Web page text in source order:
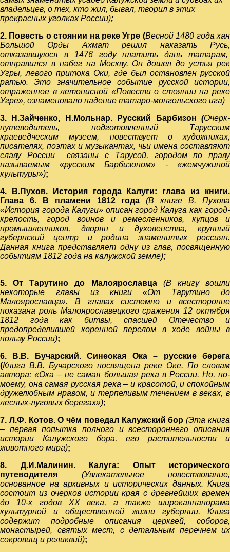
владельцев, о тех, кто жил, бывал, творил в этих
прекрасных уголках России);
2. Повесть о стоянии на реке Угре (Весной 1480 года хан
Большой Орды Ахмат решил наказать Русь,
отказавшуюся в 1476 году платить дань татарам,
отправился в набег на Москву. Он дошел до устья рек
Угры, левого притока Оки, где был остановлен русской
ратью. Это значительное событие русской истории,
отраженное в летописной «Повести о стоянии на реке
Угре», ознаменовало падение татаро-монгольского ига)
3. Н.Зайченко, Н.Мольнар. Русский Барбизон (Очерк-
путеводитель, подготовленный Тарусским
краеведческим музеем, повествует о художниках,
писателях, поэтах и музыкантах, чьи имена составляют
славу России связаны с Тарусой, городом по праву
называемым «русским Барбизоном» - «жемчужиной
культуры»);
4.
В.Пухов. История города Калуги: глава из книги.
Глава 6. В пламени 1812 года(В книге В. Пухова
«История города Калуги» описан город Калуга как город-
крепость, город воинов и ремесленников, купцов и
промышленников, дворян и духовенства, крупный
губернский центр и родина знаменитых россиян.
Даннаякнига представляет одну из глав, посвященную
событиям 1812 года на калужской земле);
5. От Тарутино до Малоярославца (В книгу вошли
некоторые главы из книги «От Тарутино до
Малоярославца». В главах системно и всесторонне
показана роль Малоярославецкого сражения 12 октября
1812 года как битвы, спасшей Отечество и
предопределившей коренной перелом в ходе войны в
пользу России);
6. В.В. Бучарский. Синеокая Ока – русские берега
(Книга В.В. Бучарского посвящена реке Оке. По словам
автора: «Ока – не самая большая река в России. Но, по-
моему, она самая русская река – и красотой, и спокойным
дружелюбным нравом, и терпеливым течением в веках, в
лесных-луговых берегах»);
7. Л.Ф. Котов. О чём поведал Калужский бор(Эта книга
– первая попытка полного и всестороннего описания
истории Калужского бора, его растительности и
животного мира);
8. Д.И.Малинин. Калуга: Опыт исторического
путеводителя (Увлекательное повествование,
основанное на архивных и исторических данных. Книга
состоит из очерков истории края с древнейших времен
до 10-х годов ХХ века, а также широкаяпанорама
культурной и общественной жизни губернии. Книга
содержит подробные описания церквей, соборов,
монастырей, святых мест, с детальным перечнем их
сокровищ и реликвий);